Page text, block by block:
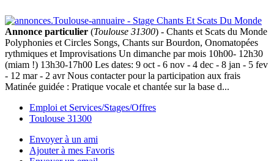
Annonce particulier (Toulouse 31300) - Chants et Scats du Monde
Polyphonies et Circles Songs, Chants sur Bourdon, Onomatopées
rythmiques et Improvisations Un dimanche par mois 10h00- 12h30
(miam !) 13h30-17h00 Les dates: 9 oct - 6 nov - 4 dec - 8 jan - 5 fev
- 12 mar - 2 avr Nous contacter pour la participation aux frais
Matinée guidée : Pratique vocale et chantée sur la base d...
Emploi et Services/Stages/Offres
Toulouse 31300
Envoyer à un ami
Ajouter à mes Favoris